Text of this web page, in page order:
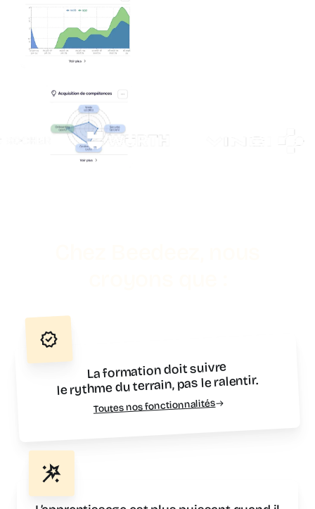
La formation doit suivre
le rythme du terrain, pas le ralentir.
Toutes nos fonctionnalités